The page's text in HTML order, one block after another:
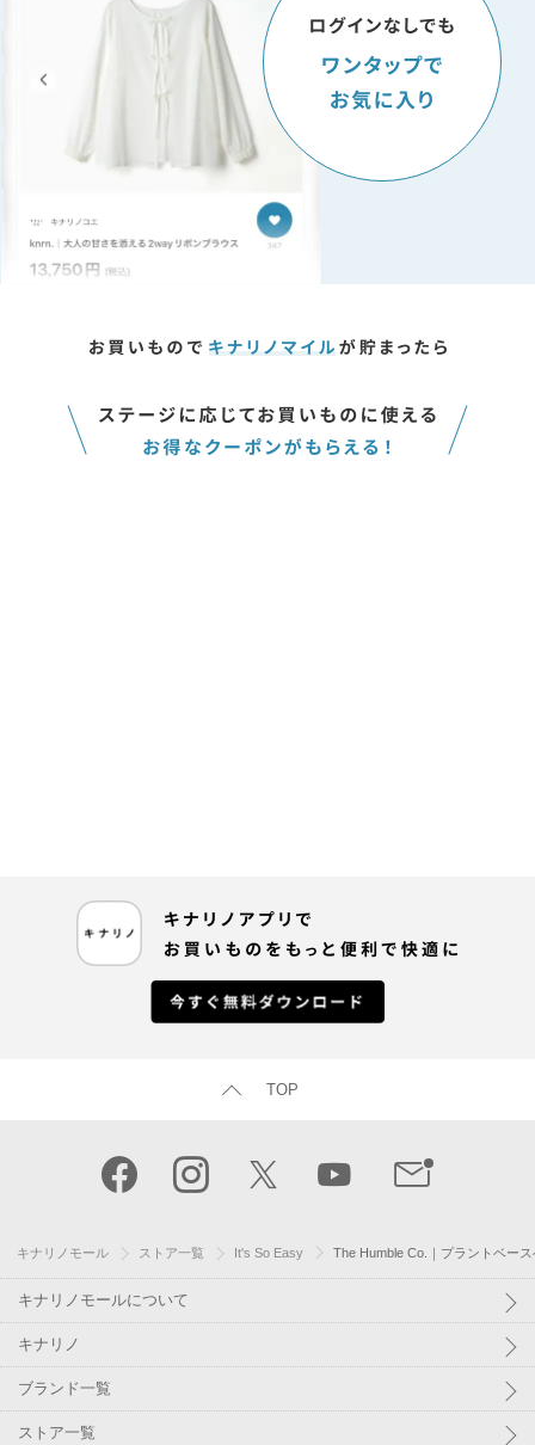
TOP
キナリノモール ストア一覧 It's So Easy The Humble Co.｜プラントベー
キナリノモールについて
キナリノ
ブランド一覧
ストア一覧